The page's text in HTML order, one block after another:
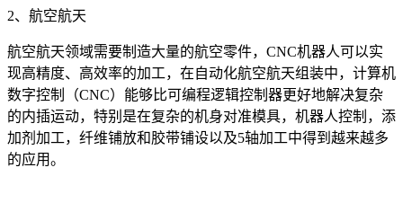
2、航空航天
航空航天领域需要制造大量的航空零件，CNC机器人可以实
现高精度、高效率的加工，在自动化航空航天组装中，计算机
数字控制（CNC）能够比可编程逻辑控制器更好地解决复杂
的内插运动，特别是在复杂的机身对准模具，机器人控制，添
加剂加工，纤维铺放和胶带铺设以及5轴加工中得到越来越多
的应用。